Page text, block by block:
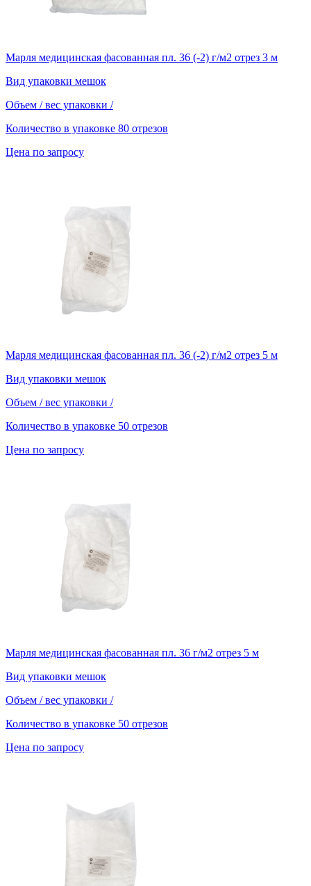
Марля медицинская фасованная пл. 36 (-2) г/м2 отрез 3 м
Вид упаковки мешок
Объем / вес упаковки /
Количество в упаковке 80 отрезов
Цена по запросу
Марля медицинская фасованная пл. 36 (-2) г/м2 отрез 5 м
Вид упаковки мешок
Объем / вес упаковки /
Количество в упаковке 50 отрезов
Цена по запросу
Марля медицинская фасованная пл. 36 г/м2 отрез 5 м
Вид упаковки мешок
Объем / вес упаковки /
Количество в упаковке 50 отрезов
Цена по запросу